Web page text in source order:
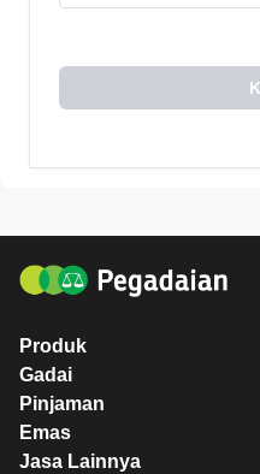
Produk
Gadai
Pinjaman
Emas
Jasa Lainnya